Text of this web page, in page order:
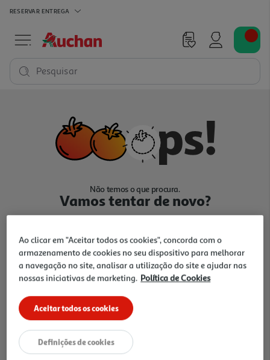
RESERVAR ENTREGA
Pesquisar
Não temos o que procura.
Vamos tentar de novo?
Ir para Homepage
Folhetos
Ao clicar em "Aceitar todos os cookies", concorda com o
armazenamento de cookies no seu dispositivo para melhorar
a navegação no site, analisar a utilização do site e ajudar nas
nossas iniciativas de marketing. Política de Cookies
Aceitar todos os cookies
Definições de cookies